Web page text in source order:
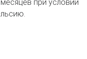
при условии